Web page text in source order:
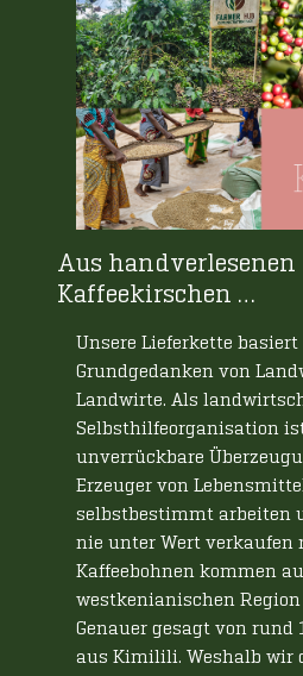
Aus handverlesenen
Kaffeekirschen …
Unsere Lieferkette
Grundgedanken von
Landwirte. Als
Selbsthilfeorganisation
unverrückbare
Erzeuger von
selbstbestimmt arbeiten
nie unter Wert verkaufen
Kaffeebohnen kommen
westkenianischen Region
Genauer gesagt von rund
aus Kimilili. Weshalb wir